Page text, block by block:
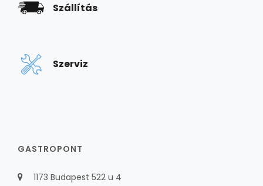
Szállítás
Szerviz
GASTROPONT
1173 Budapest 522 u 4